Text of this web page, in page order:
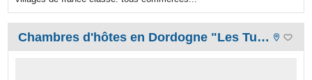
Chambres d'hôtes en Dordogne "Les Tuileries de Chanteloup"